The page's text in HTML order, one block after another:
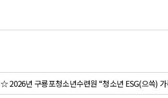
☆ 2026년 구룡포청소년수련원 “청소년 ESG(으쓱)